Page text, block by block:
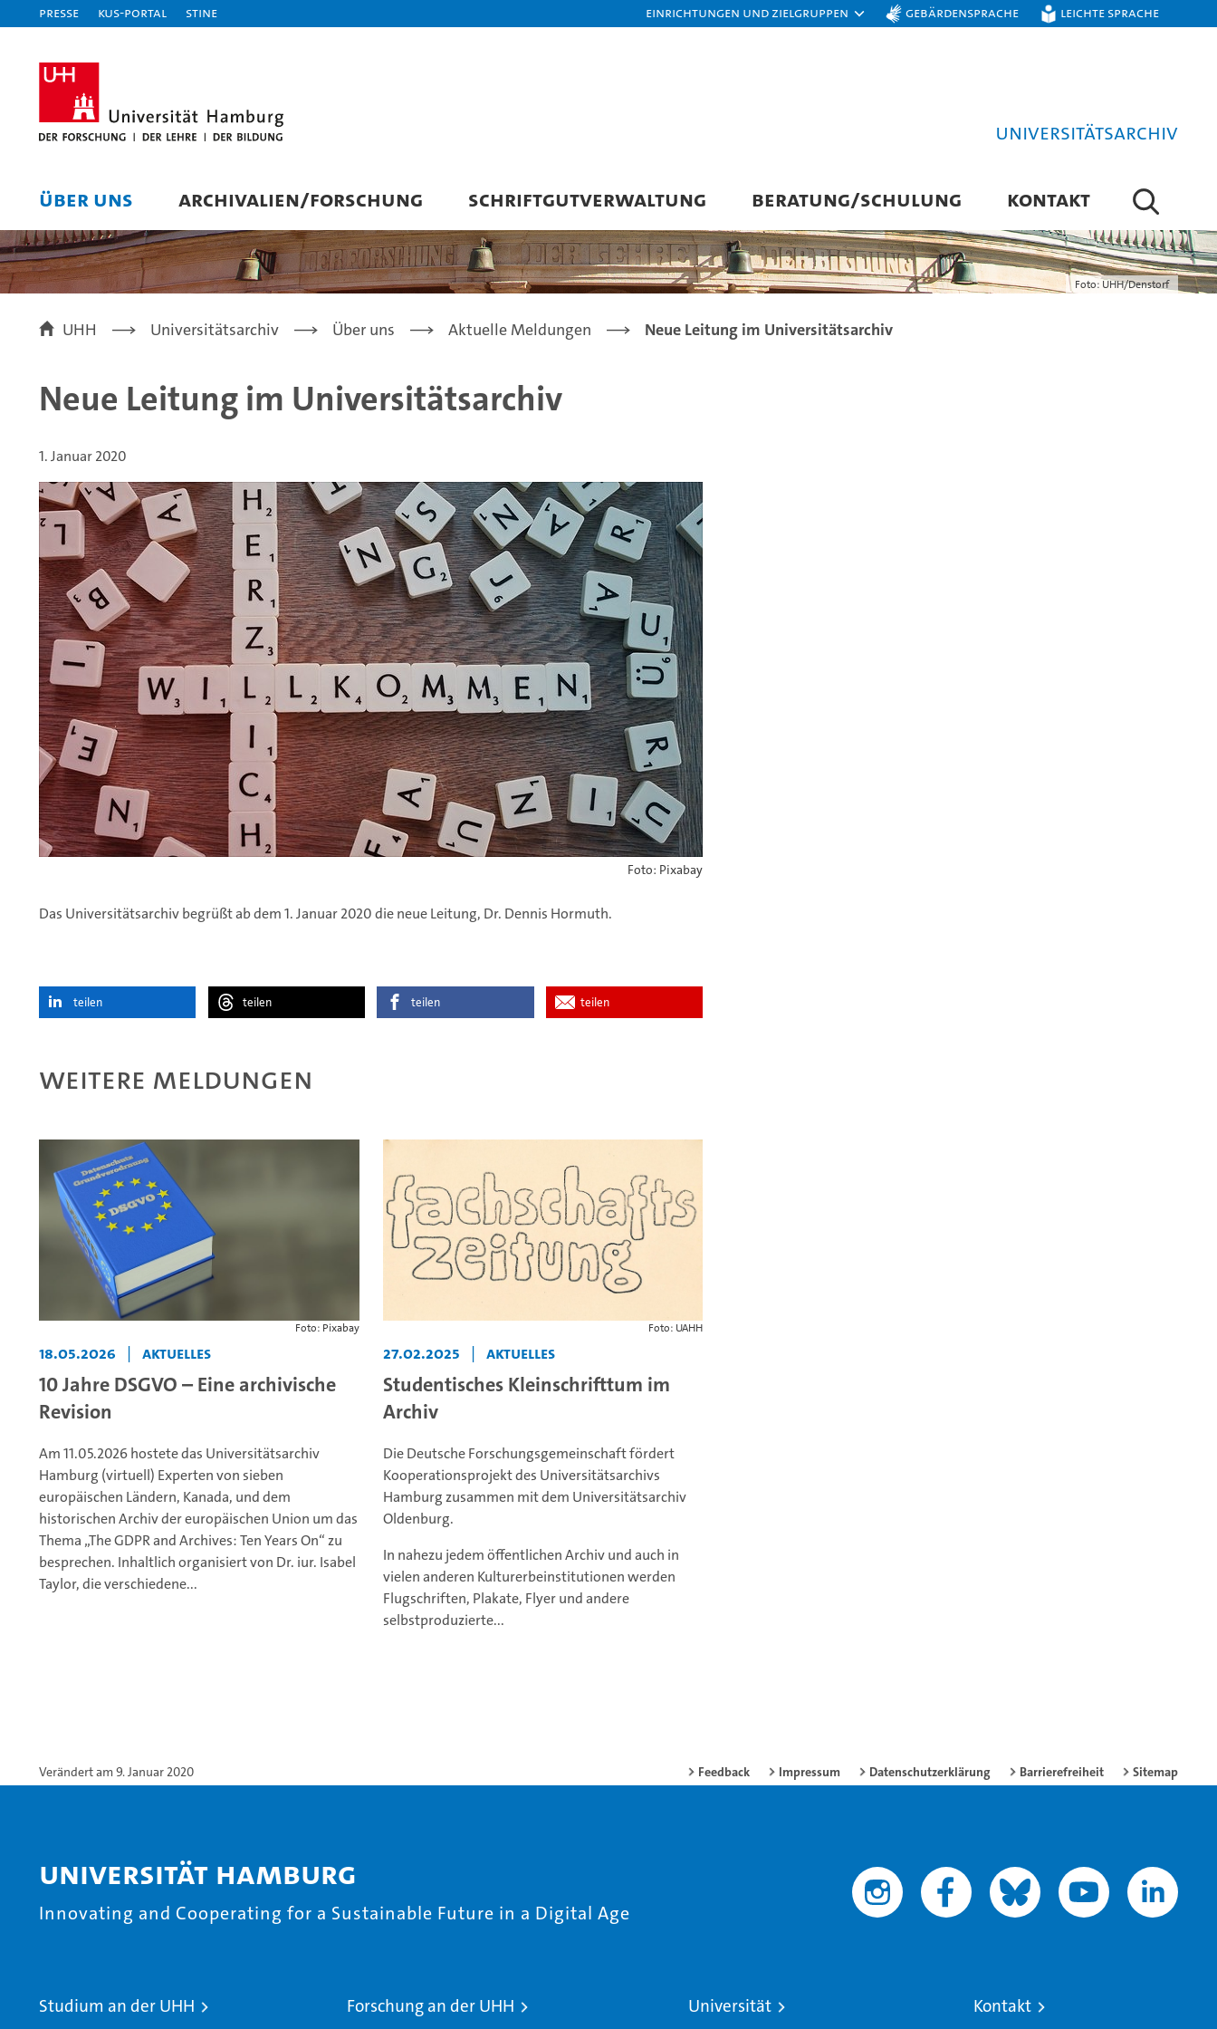
Presse KUS-Portal STiNE Einrichtungen und Zielgruppen Gebärdensprache Leichte Sprache
Universitätsarchiv
ÜBER UNS ARCHIVALIEN/FORSCHUNG SCHRIFTGUTVERWALTUNG BERATUNG/SCHULUNG KONTAKT
Foto: UHH/Denstorf
UHH Universitätsarchiv Über uns Aktuelle Meldungen Neue Leitung im Universitätsarchiv
Neue Leitung im Universitätsarchiv
1. Januar 2020
Foto: Pixabay
Das Universitätsarchiv begrüßt ab dem 1. Januar 2020 die neue Leitung, Dr. Dennis Hormuth.
teilen teilen teilen teilen
Weitere Meldungen
Foto: Pixabay
18.05.2026 | Aktuelles
10 Jahre DSGVO – Eine archivische
Revision
Am 11.05.2026 hostete das Universitätsarchiv
Hamburg (virtuell) Experten von sieben
europäischen Ländern, Kanada, und dem
historischen Archiv der europäischen Union um das
Thema „The GDPR and Archives: Ten Years On“ zu
besprechen. Inhaltlich organisiert von Dr. iur. Isabel
Taylor, die verschiedene...
Foto: UAHH
27.02.2025 | Aktuelles
Studentisches Kleinschrifttum im
Archiv
Die Deutsche Forschungsgemeinschaft fördert
Kooperationsprojekt des Universitätsarchivs
Hamburg zusammen mit dem Universitätsarchiv
Oldenburg.
In nahezu jedem öffentlichen Archiv und auch in
vielen anderen Kulturerbeinstitutionen werden
Flugschriften, Plakate, Flyer und andere
selbstproduzierte...
Verändert am 9. Januar 2020 Feedback Impressum Datenschutzerklärung Barrierefreiheit Sitemap
Universität Hamburg
Innovating and Cooperating for a Sustainable Future in a Digital Age
Studium an der UHH
Forschung an der UHH
Universität
Kontakt